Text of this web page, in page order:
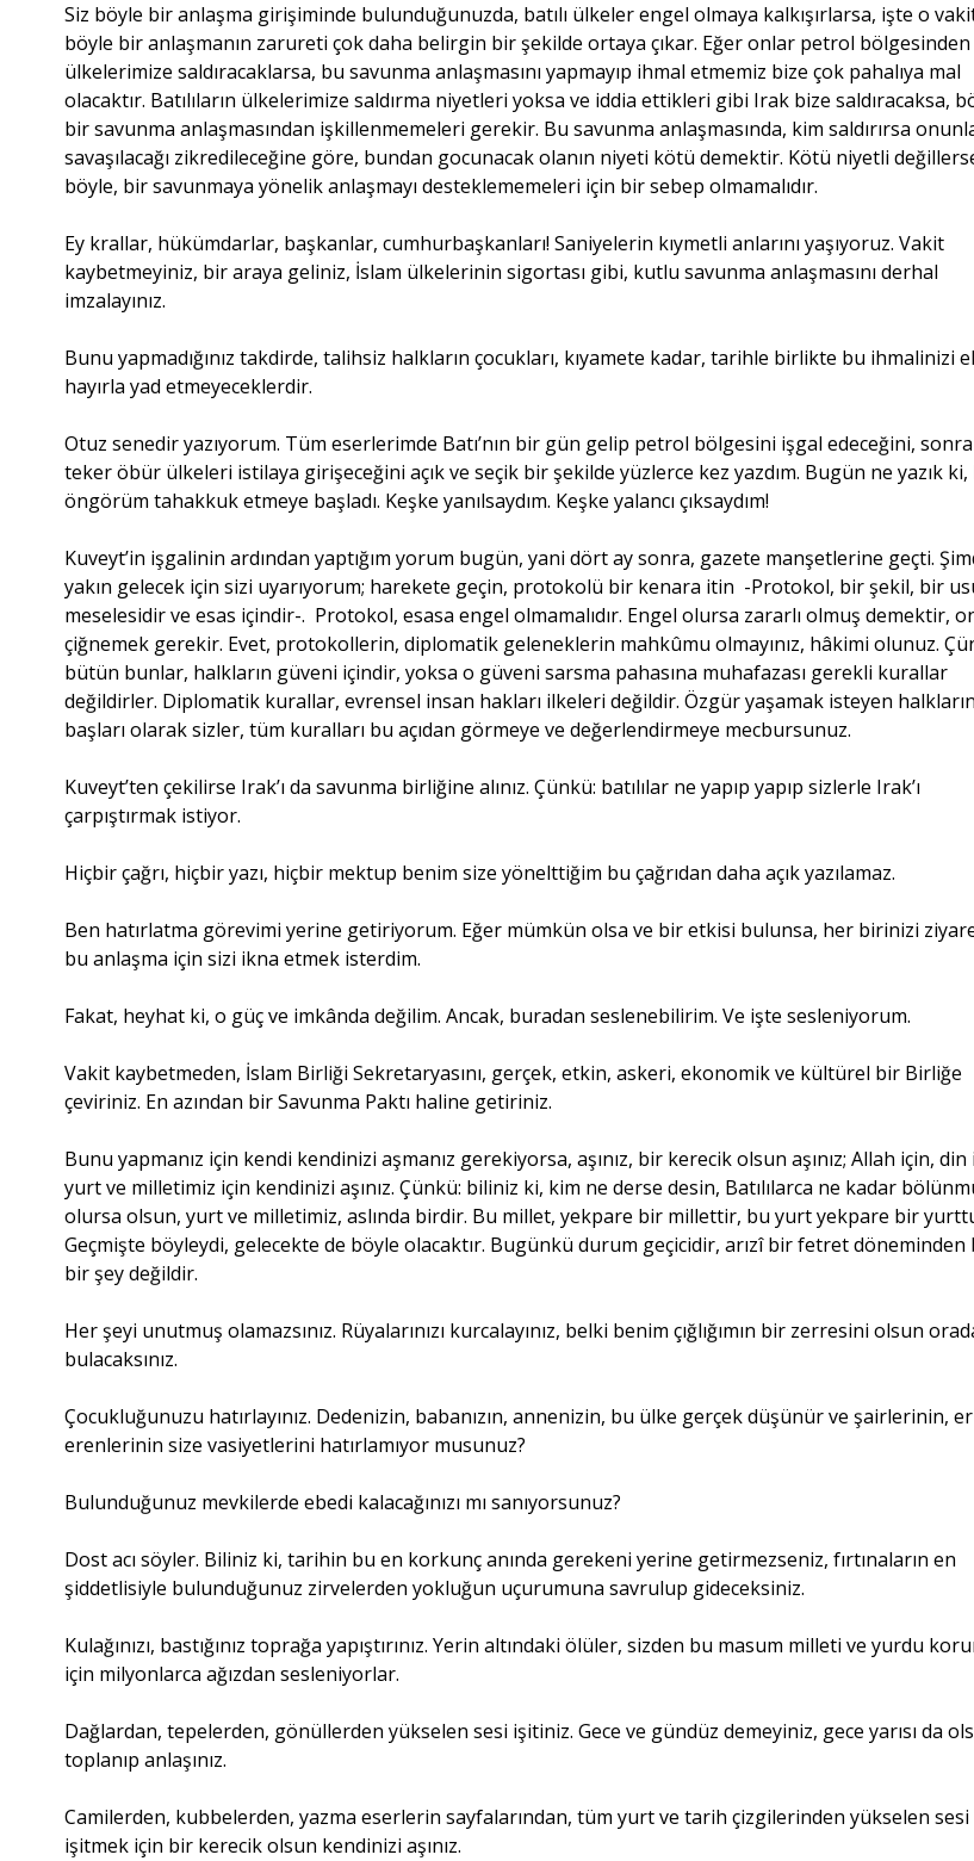
Siz böyle bir anlaşma girişiminde bulunduğunuzda, batılı ülkeler engel olmaya kalkışırlarsa, işte o
böyle bir anlaşmanın zarureti çok daha belirgin bir şekilde ortaya çıkar. Eğer onlar petrol
ülkelerimize saldıracaklarsa, bu savunma anlaşmasını yapmayıp ihmal etmemiz bize çok pahalıya mal
olacaktır. Batılıların ülkelerimize saldırma niyetleri yoksa ve iddia ettikleri gibi Irak bize saldıracaksa,
bir savunma anlaşmasından işkillenmemeleri gerekir. Bu savunma anlaşmasında, kim saldırırsa
savaşılacağı zikredileceğine göre, bundan gocunacak olanın niyeti kötü demektir. Kötü niyetli
böyle, bir savunmaya yönelik anlaşmayı desteklememeleri için bir sebep olmamalıdır.
Ey krallar, hükümdarlar, başkanlar, cumhurbaşkanları! Saniyelerin kıymetli anlarını yaşıyoruz. Vakit
kaybetmeyiniz, bir araya geliniz, İslam ülkelerinin sigortası gibi, kutlu savunma anlaşmasını derhal
imzalayınız.
Bunu yapmadığınız takdirde, talihsiz halkların çocukları, kıyamete kadar, tarihle birlikte bu ihmalinizi
hayırla yad etmeyeceklerdir.
Otuz senedir yazıyorum. Tüm eserlerimde Batı’nın bir gün gelip petrol bölgesini işgal edeceğini,
teker öbür ülkeleri istilaya girişeceğini açık ve seçik bir şekilde yüzlerce kez yazdım. Bugün ne yazık ki,
öngörüm tahakkuk etmeye başladı. Keşke yanılsaydım. Keşke yalancı çıksaydım!
Kuveyt’in işgalinin ardından yaptığım yorum bugün, yani dört ay sonra, gazete manşetlerine geçti.
yakın gelecek için sizi uyarıyorum; harekete geçin, protokolü bir kenara itin -Protokol, bir şekil, bir
meselesidir ve esas içindir-. Protokol, esasa engel olmamalıdır. Engel olursa zararlı olmuş demektir,
çiğnemek gerekir. Evet, protokollerin, diplomatik geleneklerin mahkûmu olmayınız, hâkimi olunuz.
bütün bunlar, halkların güveni içindir, yoksa o güveni sarsma pahasına muhafazası gerekli kurallar
değildirler. Diplomatik kurallar, evrensel insan hakları ilkeleri değildir. Özgür yaşamak isteyen halkların
başları olarak sizler, tüm kuralları bu açıdan görmeye ve değerlendirmeye mecbursunuz.
Kuveyt’ten çekilirse Irak’ı da savunma birliğine alınız. Çünkü: batılılar ne yapıp yapıp sizlerle Irak’ı
çarpıştırmak istiyor.
Hiçbir çağrı, hiçbir yazı, hiçbir mektup benim size yönelttiğim bu çağrıdan daha açık yazılamaz.
Ben hatırlatma görevimi yerine getiriyorum. Eğer mümkün olsa ve bir etkisi bulunsa, her birinizi
bu anlaşma için sizi ikna etmek isterdim.
Fakat, heyhat ki, o güç ve imkânda değilim. Ancak, buradan seslenebilirim. Ve işte sesleniyorum.
Vakit kaybetmeden, İslam Birliği Sekretaryasını, gerçek, etkin, askeri, ekonomik ve kültürel bir Birliğe
çeviriniz. En azından bir Savunma Paktı haline getiriniz.
Bunu yapmanız için kendi kendinizi aşmanız gerekiyorsa, aşınız, bir kerecik olsun aşınız; Allah için, din
yurt ve milletimiz için kendinizi aşınız. Çünkü: biliniz ki, kim ne derse desin, Batılılarca ne kadar
olursa olsun, yurt ve milletimiz, aslında birdir. Bu millet, yekpare bir millettir, bu yurt yekpare bir
Geçmişte böyleydi, gelecekte de böyle olacaktır. Bugünkü durum geçicidir, arızî bir fetret döneminden
bir şey değildir.
Her şeyi unutmuş olamazsınız. Rüyalarınızı kurcalayınız, belki benim çığlığımın bir zerresini olsun
bulacaksınız.
Çocukluğunuzu hatırlayınız. Dedenizin, babanızın, annenizin, bu ülke gerçek düşünür ve şairlerinin,
erenlerinin size vasiyetlerini hatırlamıyor musunuz?
Bulunduğunuz mevkilerde ebedi kalacağınızı mı sanıyorsunuz?
Dost acı söyler. Biliniz ki, tarihin bu en korkunç anında gerekeni yerine getirmezseniz, fırtınaların en
şiddetlisiyle bulunduğunuz zirvelerden yokluğun uçurumuna savrulup gideceksiniz.
Kulağınızı, bastığınız toprağa yapıştırınız. Yerin altındaki ölüler, sizden bu masum milleti ve yurdu
için milyonlarca ağızdan sesleniyorlar.
Dağlardan, tepelerden, gönüllerden yükselen sesi işitiniz. Gece ve gündüz demeyiniz, gece yarısı da
toplanıp anlaşınız.
Camilerden, kubbelerden, yazma eserlerin sayfalarından, tüm yurt ve tarih çizgilerinden yükselen sesi
işitmek için bir kerecik olsun kendinizi aşınız.